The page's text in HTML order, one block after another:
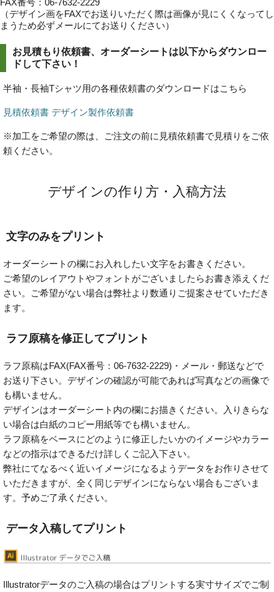
（デザイン画をFAXでお送りいただく際は画像が見にくくなってし
まうため必ずメールにてお送りください）
お見積もり依頼書、オーダーシートは以下からダウンロー
ドして下さい！
半袖・長袖Tシャツ用の各種依頼書のダウンロードはこちら
見積依頼書 デザイン製作依頼書
※加工をご希望の際は、ご注文の前に見積依頼書で見積りをご依
頼ください。
デザインの作り方・入稿方法
文字のみをプリント
オーダーシートの欄にお入れしたい文字をお書きください。
ご希望のレイアウトやフォントがございましたらお書き添えくだ
さい。ご希望がない場合は弊社より数通りご提案させていただき
ます。
ラフ原稿を修正してプリント
ラフ原稿はFAX(FAX番号：06-7632-2229)・メール・郵送などで
お送り下さい。デザインの確認が可能であれば写真などの画像で
も構いません。
デザインはオーダーシート内の欄にお描きください。入りきらな
い場合は白紙のコピー用紙等でも構いません。
ラフ原稿をベースにどのように修正したいかのイメージやカラー
などの指示はできるだけ詳しくご記入下さい。
弊社にてなるべく近いイメージになるようデータをお作りさせて
いただきますが、全く同じデザインにならない場合もございま
す。予めご了承ください。
データ入稿してプリント
Illustratorデータのご入稿の場合はプリントする実寸サイズでご制